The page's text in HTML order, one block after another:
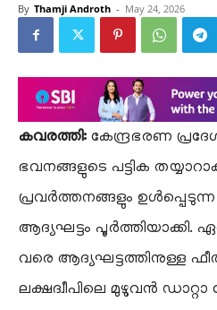
By Thamji Androth - May 24, 2026
കവരത്തി:കേന്ദ്രഭരണ
ഭവനങ്ങളുടെ പട്ടിക
പ്രവർത്തനങ്ങളും
ആദ്യഘട്ടം പൂർത്തിയാക്കി.
വരെ ആദ്യഘട്ടത്തിനുള്ള
ലക്ഷദ്വീപിലെ മുഴുവൻ